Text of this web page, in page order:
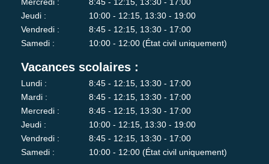
Mercredi :
8:45 - 12:15, 13:30 - 17:00
Jeudi :
10:00 - 12:15, 13:30 - 19:00
Vendredi :
8:45 - 12:15, 13:30 - 17:00
Samedi :
10:00 - 12:00 (État civil uniquement)
Vacances scolaires :
Lundi :
8:45 - 12:15, 13:30 - 17:00
Mardi :
8:45 - 12:15, 13:30 - 17:00
Mercredi :
8:45 - 12:15, 13:30 - 17:00
Jeudi :
10:00 - 12:15, 13:30 - 19:00
Vendredi :
8:45 - 12:15, 13:30 - 17:00
Samedi :
10:00 - 12:00 (État civil uniquement)